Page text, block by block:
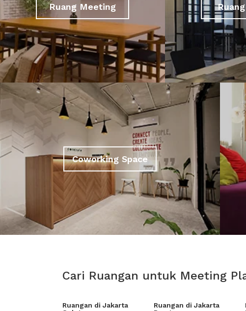
Ruang Meeting
Coworking Space
Cari Ruangan untuk Meeting
Ruangan di Jakarta
Ruangan di Jakarta